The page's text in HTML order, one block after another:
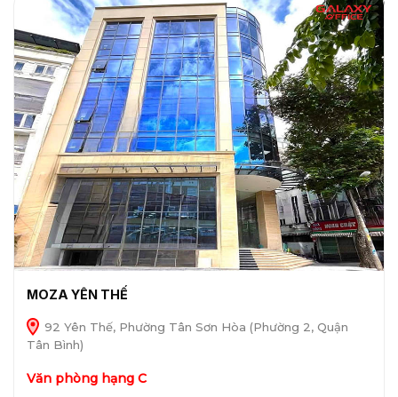
MOZA YÊN THẾ
92 Yên Thế, Phường Tân Sơn Hòa (Phường 2, Quận
Tân Bình)
Văn phòng hạng C